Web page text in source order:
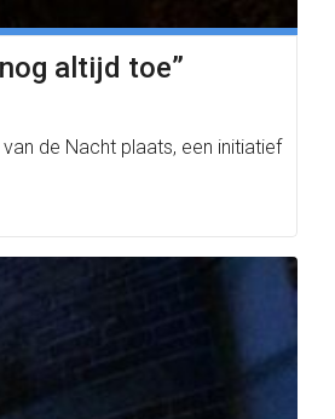
altijd toe”
de Nacht plaats, een initiatief